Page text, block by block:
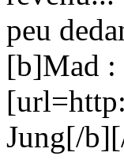
peu
[b]Mad :
Jung[/